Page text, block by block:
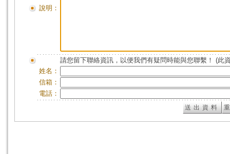
說明：
請您留下聯絡資訊，以便我們有疑問時能與您聯繫！ (此
姓名：
信箱：
電話：